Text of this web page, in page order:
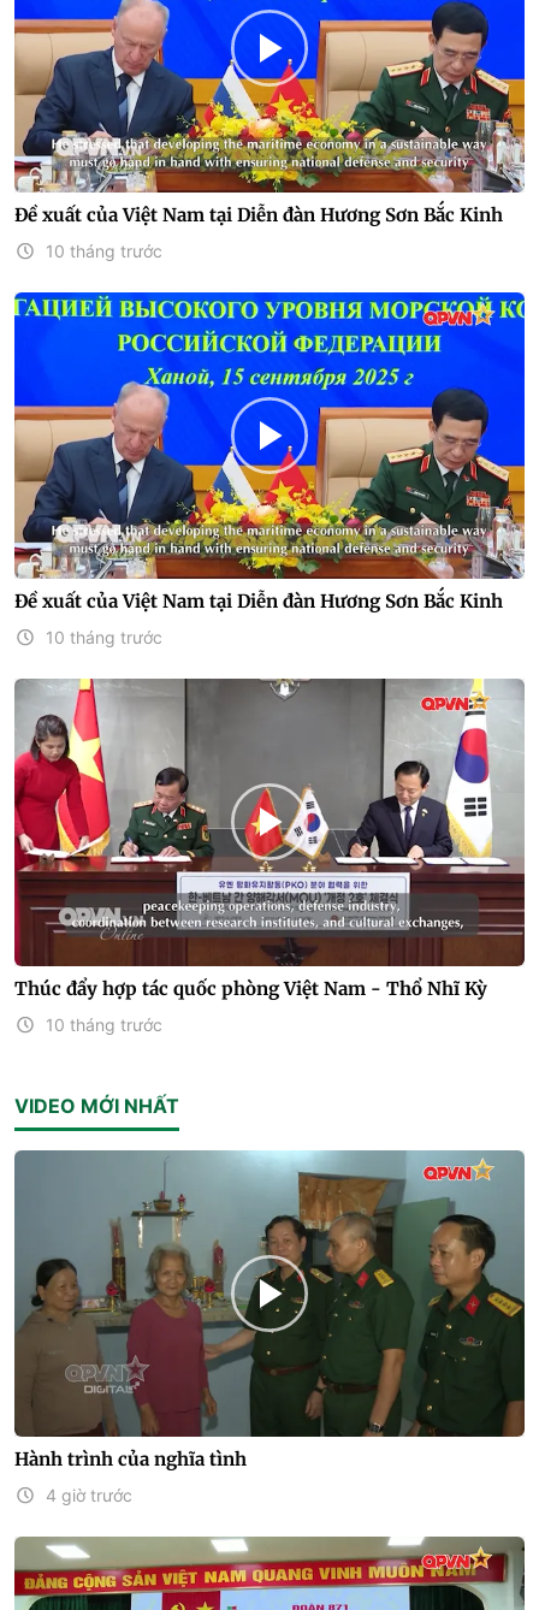
Đề xuất của Việt Nam tại Diễn đàn Hương Sơn Bắc Kinh
10 tháng trước
Đề xuất của Việt Nam tại Diễn đàn Hương Sơn Bắc Kinh
10 tháng trước
Thúc đẩy hợp tác quốc phòng Việt Nam - Thổ Nhĩ Kỳ
10 tháng trước
VIDEO MỚI NHẤT
Hành trình của nghĩa tình
4 giờ trước